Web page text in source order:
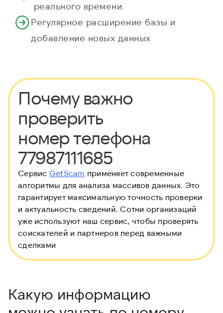
реального времени
Регулярное расширение базы и
добавление новых данных
Почему важно
проверить
номер телефона
77987111685
Сервис GetScam применяет современные
алгоритмы для анализа массивов данных. Это
гарантирует максимальную точность проверки
и актуальность сведений. Сотни организаций
уже используют наш сервис, чтобы проверять
соискателей и партнеров перед важными
сделками
Какую информацию